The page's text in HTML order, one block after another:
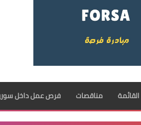
الرئيسية
القائمة مناقصات فرص عمل داخل